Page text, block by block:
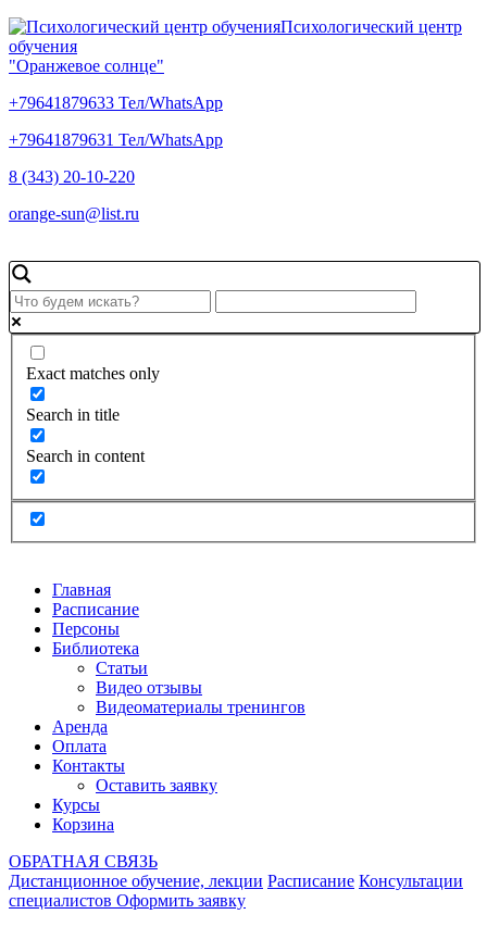
Психологический центр
обучения
"Оранжевое солнце"
+79641879633 Тел/WhatsApp
+79641879631 Тел/WhatsApp
8 (343) 20-10-220
orange-sun@list.ru
Exact matches only
Search in title
Search in content
Главная
Расписание
Персоны
Библиотека
Статьи
Видео отзывы
Видеоматериалы тренингов
Аренда
Оплата
Контакты
Оставить заявку
Курсы
Корзина
ОБРАТНАЯ СВЯЗЬ
Дистанционное обучение, лекции Расписание Консультации
специалистов Оформить заявку